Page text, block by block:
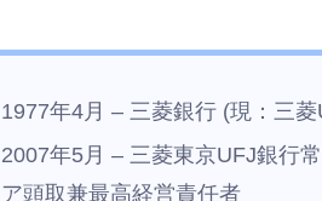
1977年4月 – 三菱銀行 (現：三
2007年5月 – 三菱東京UFJ銀行
ア頭取兼最高経営責任者